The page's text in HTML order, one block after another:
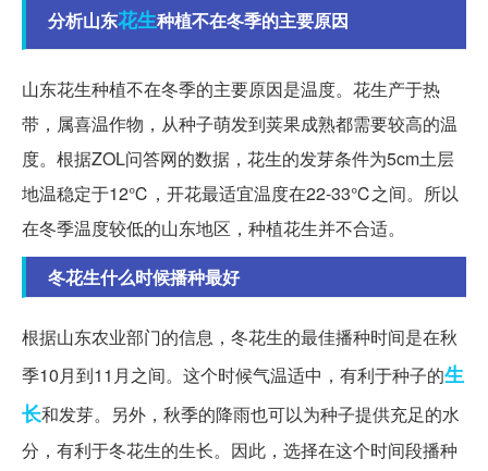
分析山东花生种植不在冬季的主要原因
山东花生种植不在冬季的主要原因是温度。花生产于热
带，属喜温作物，从种子萌发到荚果成熟都需要较高的温
度。根据ZOL问答网的数据，花生的发芽条件为5cm土层
地温稳定于12℃，开花最适宜温度在22-33℃之间。所以
在冬季温度较低的山东地区，种植花生并不合适。
冬花生什么时候播种最好
根据山东农业部门的信息，冬花生的最佳播种时间是在秋
季10月到11月之间。这个时候气温适中，有利于种子的生
长和发芽。另外，秋季的降雨也可以为种子提供充足的水
分，有利于冬花生的生长。因此，选择在这个时间段播种